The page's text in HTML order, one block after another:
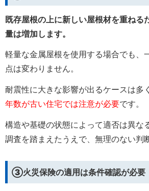
既存屋根の上に新しい屋根材を重ねる
量は増加します。
軽量な金属屋根を使用する場合でも、
点は変わりません。
耐震性に大きな影響が出るケースは多
年数が古い住宅では注意が必要です。
構造や基礎の状態によって適否は異な
調査を踏まえたうえで、無理のない判
③火災保険の適用は条件確認が必要